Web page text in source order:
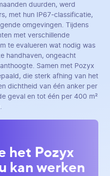
duurden, werd
met hun IP67-classificatie,
omgevingen. Tijdens
met verschillende
te evalueren wat nodig was
handhaven, ongeacht
Samen met Pozyx
die sterk afhing van het
dichtheid van één anker per
geval en tot één per 400 m²
het Pozyx
kan werken